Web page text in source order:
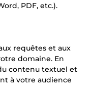
PDF, etc.).
requêtes et aux
domaine. En
contenu textuel et
à votre audience